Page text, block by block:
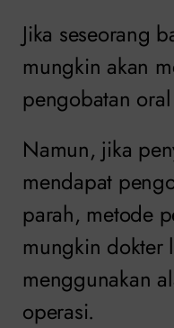
Jika seseorang
mungkin akan
pengobatan
Namun, jika
mendapat
parah, metode
mungkin dokter
menggunakan
operasi.